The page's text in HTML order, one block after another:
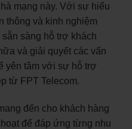
mạng này. Với sự hiểu
thông và kinh nghiệm
sàng hỗ trợ khách
và giải quyết các vấn
yên tâm với sự hỗ trợ
từ FPT Telecom.
đến cho khách hàng
để đáp ứng từng nhu